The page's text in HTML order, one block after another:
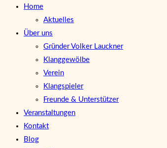
Home
Aktuelles
Über uns
Gründer Volker Lauckner
Klanggewölbe
Verein
Klangspieler
Freunde & Unterstützer
Veranstaltungen
Kontakt
Blog